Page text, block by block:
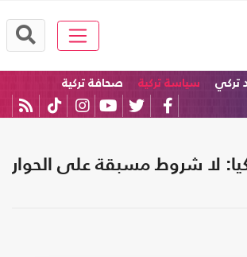
تركي سياسة تركية
صحافة تركية
لا شروط مسبقة على الحوار